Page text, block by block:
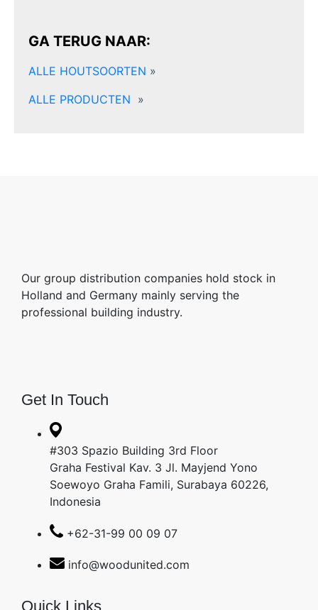
GA TERUG NAAR:
ALLE HOUTSOORTEN »
ALLE PRODUCTEN »
Our group distribution companies hold stock in
Holland and Germany mainly serving the
professional building industry.
Get In Touch
#303 Spazio Building 3rd Floor
Graha Festival Kav. 3 Jl. Mayjend Yono
Soewoyo Graha Famili, Surabaya 60226,
Indonesia
+62-31-99 00 09 07
info@woodunited.com
Quick Links